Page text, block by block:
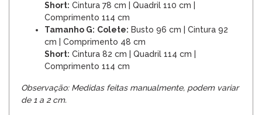
Short: Cintura 78 cm | Quadril 110 cm |
Comprimento 114 cm
Tamanho G: Colete: Busto 96 cm | Cintura 92
cm | Comprimento 48 cm
Short: Cintura 82 cm | Quadril 114 cm |
Comprimento 114 cm
Observação: Medidas feitas manualmente, podem variar
de 1 a 2 cm.